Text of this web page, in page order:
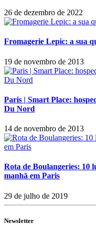
26 de dezembro de 2022
Fromagerie Lepic: a sua
19 de novembro de 2013
Paris | Smart Place:
Du Nord
14 de novembro de 2013
Rota de Boulangeries: 10
manhã em Paris
29 de julho de 2019
Newsletter